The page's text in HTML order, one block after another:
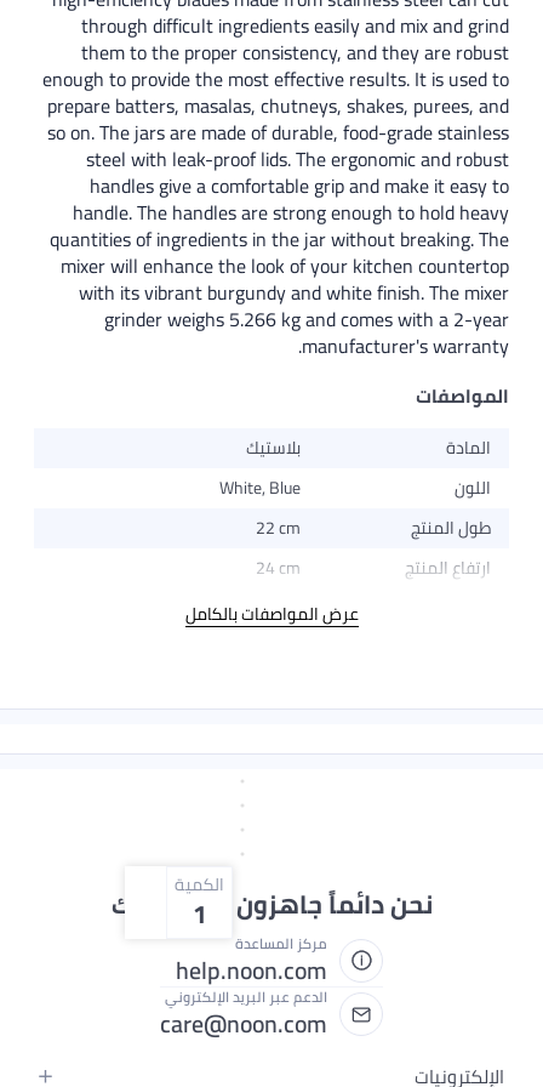
through difficult ingredients easily
them to the proper consistency,
enough to provide the most effective
prepare batters, masalas, chutneys,
so on. The jars are made of durable,
steel with leak-proof lids. The
handles give a comfortable grip
handle. The handles are strong
quantities of ingredients in the jar
mixer will enhance the look of your
with its vibrant burgundy and white
grinder weighs 5.266 kg and
بلاستيك
White, Blue
22 cm
24 cm
عرض المواصفات بالكامل
الكمية
1
جاهزون لمساعدتك
help.noon.com
الدعم عبر البريد الإلكتروني
care@noon.com